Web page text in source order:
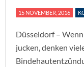
15 NOVEMBER, 2016
Düsseldorf –
jucken, denken